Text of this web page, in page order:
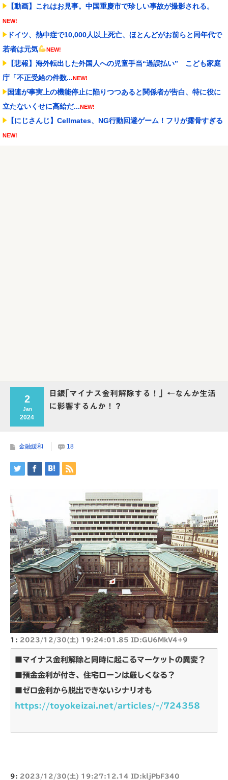
【動画】これはお見事。中国重慶市で珍しい事故が撮影される。
NEW!
ドイツ、熱中症で10,000人以上死亡、ほとんどがお前らと同年代で
若者は元気
NEW!
【悲報】海外転出した外国人への児童手当“過誤払い” こども家庭
庁「不正受給の件数...NEW!
国連が事実上の機能停止に陥りつつあると関係者が告白、特に役に
立たないくせに高給だ...NEW!
【にじさんじ】Cellmates、NG行動回避ゲーム！フリが露骨すぎる
NEW!
2
Jan
2024
日銀｢マイナス金利解除する！」←なんか生活
に影響するんか！？
金融緩和 18
1: 2023/12/30(土) 19:24:01.85 ID:GU6MkV4+9
■マイナス金利解除と同時に起こるマーケットの異変？
■預金金利が付き、住宅ローンは厳しくなる？
■ゼロ金利から脱出できないシナリオも
https://toyokeizai.net/articles/-/724358
9: 2023/12/30(土) 19:27:12.14 ID:kljPbF340